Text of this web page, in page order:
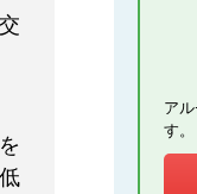
ア
す。